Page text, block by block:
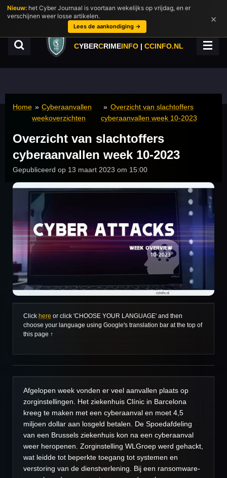
Ga
direct
hoofdinhoud
CYBERCRIMEINFO | CCINFO.NL
Home » Cyberaanvallen
weekoverzichten
» Overzicht van slachtoffers
cyberaanvallen week 10-2023
Overzicht van slachtoffers
cyberaanvallen week 10-2023
Gepubliceerd op 13 maart 2023 om 15:00
Click here or click 'CHOOSE YOUR LANGUAGE' and then
choose your language using Google's translation bar at the top of
this page ↑
Afgelopen week vonden er veel aanvallen plaats op
zorginstellingen. Het ziekenhuis Clínic in Barcelona
kreeg te maken met een cyberaanval en moet 4,5
miljoen dollar aan losgeld betalen. De Spoedafdeling
van een Brussels ziekenhuis kon na een cyberaanval
weer heropenen. Zorginstelling WLGroep werd gehackt,
wat leidde tot beperkte toegang tot systemen en
verstoring van de dienstverlening. Bij een ransomware-
Nieuw: het Cyber Journaal is voortaan wekelijks op vrijdag, en er
verschijnen weer losse artikelen.
Lees de aankondiging →
×